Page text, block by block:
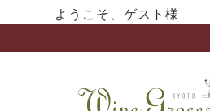
ようこそ、ゲスト様